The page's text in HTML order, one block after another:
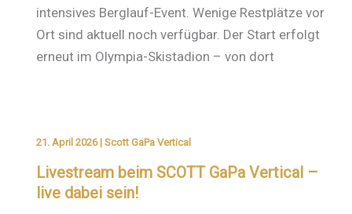
intensives Berglauf-Event. Wenige Restplätze vor
Ort sind aktuell noch verfügbar. Der Start erfolgt
erneut im Olympia-Skistadion – von dort
21. April 2026 | Scott GaPa Vertical
Livestream beim SCOTT GaPa Vertical –
live dabei sein!